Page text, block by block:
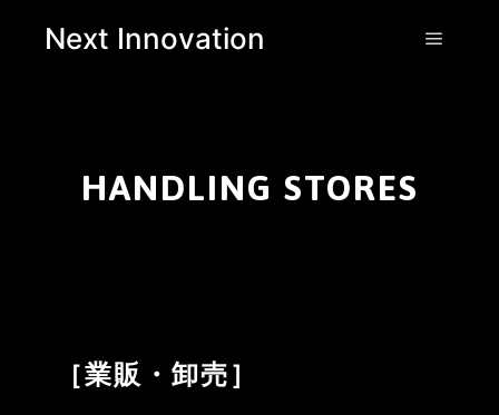
Next Innovation
HANDLING STORES
［業販・卸売］